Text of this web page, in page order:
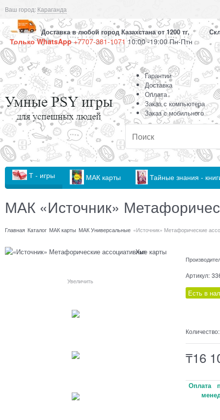
Ваш город: Караганда
Доставка в любой город Казахстана от 1200 тг,
Только WhatsApp+7707-381-107110:00 -19:00 Пн-Птн
Гарантии
Доставка
Оплата
Заказ с компьютера
Заказ с мобильного
Т - игры МАК карты Тайные знания -
МАК «Источник»
Главная Каталог МАК карты МАК Универсальные «Источник» Метафорические
Хит
Увеличить
Артикул:
Есть в
Количество:
₸16
Оплата